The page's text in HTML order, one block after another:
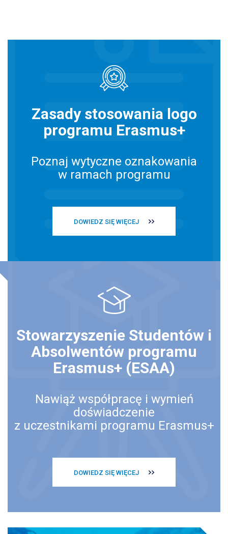
Zasady stosowania logo
programu Erasmus+
Poznaj wytyczne oznakowania
w ramach programu
DOWIEDZ SIĘ WIĘCEJ
Stowarzyszenie Studentów i
Absolwentów programu
Erasmus+ (ESAA)
Nawiąż współpracę i wymień
doświadczenie
z uczestnikami programu Erasmus+
DOWIEDZ SIĘ WIĘCEJ